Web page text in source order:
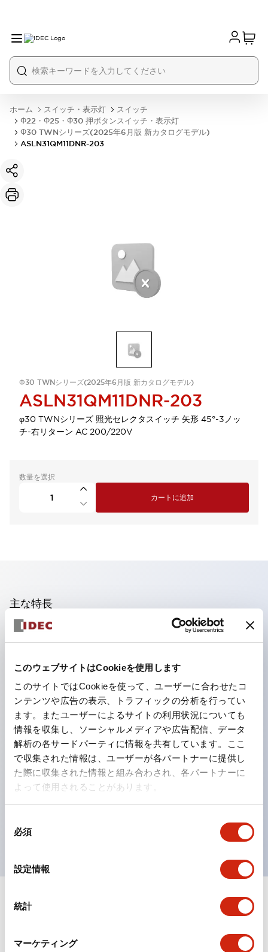
このウェブサイトはCookieを使用します
このサイトではCookieを使って、ユーザーに合わせたコ
ンテンツや広告の表示、トラフィックの分析を行ってい
ます。またユーザーによるサイトの利用状況についても
情報を収集し、ソーシャルメディアや広告配信、データ
解析の各サードパーティに情報を共有しています。ここ
で収集された情報は、ユーザーが各パートナーに提供し
た際に収集された情報と組み合わされ、各パートナーに
よって使用されることがあります。
必須
設定情報
統計
マーケティング
ホーム スイッチ・表示灯
スイッチ
Φ22・Φ25・Φ30 押ボタンスイッチ・表示灯
Φ30 TWNシリーズ(2025年6月版 新カタログモデル)
ASLN31QM11DNR-203
Φ30 TWNシリーズ(2025年6月版 新カタログモデル)
ASLN31QM11DNR-203
φ30 TWNシリーズ 照光セレクタスイッチ 矢形 45°-3ノッ
チ-右リターン AC 200/220V
数量を選択
カートに追加
主な特長
照光ユニットの低電圧タイプ(6～24Vタイプ)は2026
フィンガープロテクション構造、ねじアップ端子構造、
保護構造IP20に対応したHW-U形コンタクトブロック
を搭載。
高電圧タイプのLED球が搭載可能になり、ダイレクト
タイプの定格使用電圧が最大240Vまで対応可能になり
ました。
ひとつで6色の役をこなすLED球（LSRD球）。これま
UL、CSA、TÜV、CCC認証品。
ドキュメントとファイル